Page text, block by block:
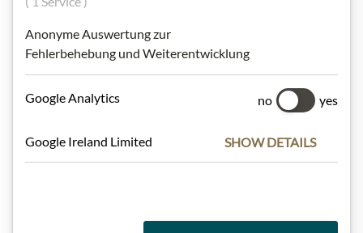
Čokolády
Anonyme Auswertung zur
Fehlerbehebung und Weiterentwicklung
Google Analytics no yes
Google Ireland Limited SHOW DETAILS